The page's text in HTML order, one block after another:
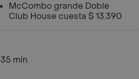
McCombo grande Doble
Club House cuesta $ 13.390
35 min